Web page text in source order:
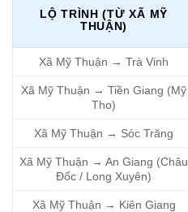
LỘ TRÌNH (TỪ XÃ MỸ
THUẬN)
Xã Mỹ Thuận → Trà Vinh
Xã Mỹ Thuận → Tiền Giang (Mỹ
Tho)
Xã Mỹ Thuận → Sóc Trăng
Xã Mỹ Thuận → An Giang (Châu
Đốc / Long Xuyên)
Xã Mỹ Thuận → Kiên Giang